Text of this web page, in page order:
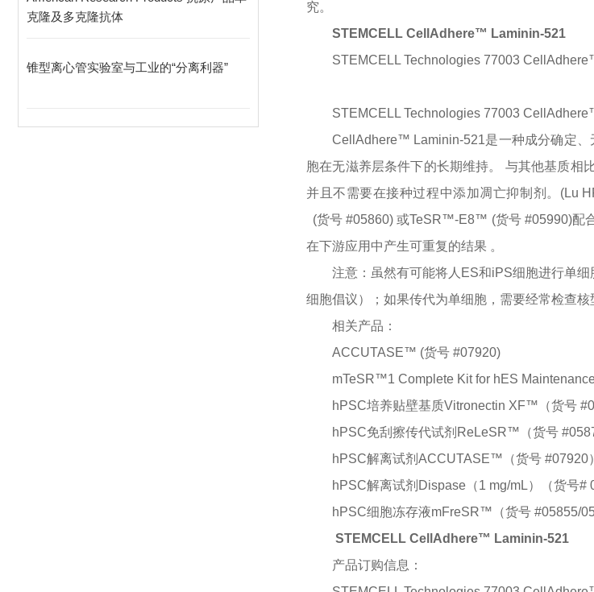
克隆及多克隆抗体
锥型离心管实验室与工业的“分离利器”
究。
STEMCELL CellAdhere™ Laminin-521
STEMCELL Technologies 77003
STEMCELL Technologies 77003
CellAdhere™ Laminin-521是一种成分确定、
胞在无滋养层条件下的长期维持。 与其他基质
并且不需要在接种过程中添加凋亡抑制剂。(Lu
(货号 #05860) 或TeSR™-E8™ (货号 #05990)配
在下游应用中产生可重复的结果 。
注意：虽然有可能将人 ES和iPS细胞进行单
细胞倡议）；如果传代为单细胞，需要经常检查核
相关产品：
ACCUTASE™ (货号 #07920)
mTeSR™1 Complete Kit for hES
hPSC培养贴壁基质Vitronectin XF™ （货号
hPSC免刮擦传代试剂 ReLeSR™ （货号
hPSC解离试剂 ACCUTASE™ （货号 #07920）
hPSC解离试剂 Dispase （1 mg/mL）（货号#
hPSC细胞冻存液mFreSR™ （货号 #05855/
STEMCELL CellAdhere™ Laminin-521
产品订购信息：